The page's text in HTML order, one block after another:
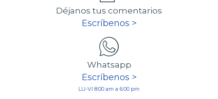
Déjanos tus comentarios
Escríbenos >
Whatsapp
Escríbenos >
LU-VI 8:00 am a 6:00 pm